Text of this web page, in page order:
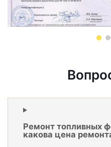
Ремонт топливных
какова цена